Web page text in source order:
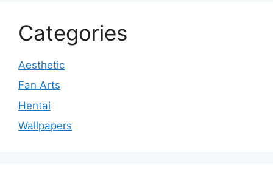
Categories
Aesthetic
Fan Arts
Hentai
Wallpapers